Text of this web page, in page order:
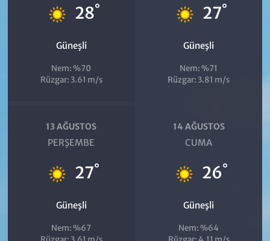
28°
Güneşli
Nem: %70
Rüzgar: 3.61 m/s
27°
Güneşli
Nem: %71
Rüzgar: 3.81 m/s
13 AĞUSTOS
PERŞEMBE
27°
Güneşli
Nem: %67
14 AĞUSTOS
CUMA
26°
Güneşli
Nem: %64